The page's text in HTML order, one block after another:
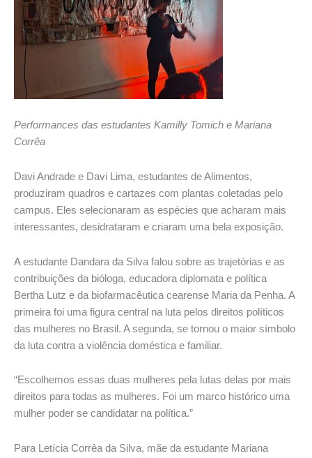
Performances das estudantes Kamilly Tomich e Mariana
Corrêa
Davi Andrade e Davi Lima, estudantes de Alimentos,
produziram quadros e cartazes com plantas coletadas pelo
campus. Eles selecionaram as espécies que acharam mais
interessantes, desidrataram e criaram uma bela exposição.
A estudante Dandara da Silva falou sobre as trajetórias e as
contribuições da bióloga, educadora diplomata e política
Bertha Lutz e da biofarmacêutica cearense Maria da Penha. A
primeira foi uma figura central na luta pelos direitos políticos
das mulheres no Brasil. A segunda, se tornou o maior símbolo
da luta contra a violência doméstica e familiar.
“Escolhemos essas duas mulheres pela lutas delas por mais
direitos para todas as mulheres. Foi um marco histórico uma
mulher poder se candidatar na política.”
Para Letícia Corrêa da Silva, mãe da estudante Mariana